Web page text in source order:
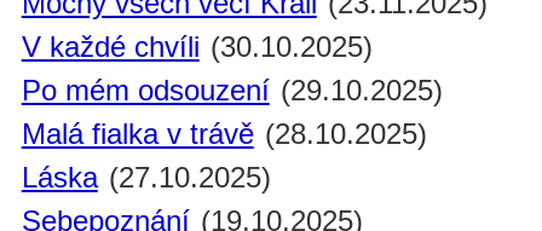
V každé chvíli (30.10.2025)
Po mém odsouzení (29.10.2025)
Malá fialka v trávě (28.10.2025)
Láska (27.10.2025)
Sebepoznání (19.10.2025)